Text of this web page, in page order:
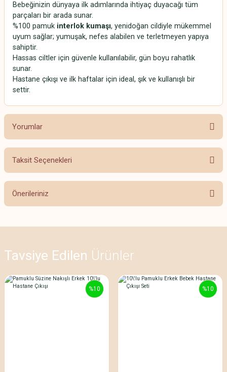
Bebeğinizin dünyaya ilk adımlarında ihtiyaç duyacağı tüm
parçaları bir arada sunar.
%100 pamuk interlok kumaşı, yenidoğan cildiyle mükemmel
uyum sağlar; yumuşak, nefes alabilen ve terletmeyen yapıya
sahiptir.
Hassas ciltler için güvenle kullanılabilir, gün boyu rahatlık
sunar.
Hastane çıkışı ve ilk haftalar için ideal, şık ve kullanışlı bir
settir.
Yorumlar
Bu ürüne ilk yorumu siz yapın!
Taksit Seçenekleri
Önerileriniz
Görüş ve önerileriniz için teşekkür ederiz.
Ürün resmi kalitesiz, bozuk veya görüntülenemiyor.
Ürün açıklamasında eksik bilgiler bulunuyor.
Tavsiye Edilen Ürünler
%10 %10